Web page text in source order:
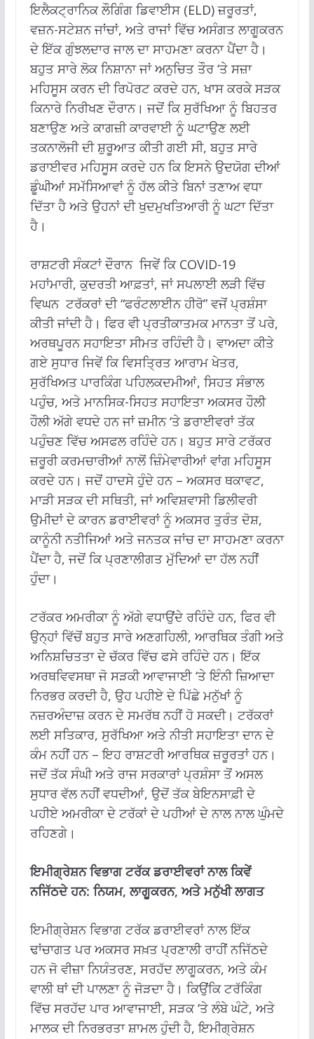
ਇਲੈਕਟ੍ਰਾਨਿਕ ਲੌਗਿੰਗ ਡਿਵਾਈਸ (ELD) ਜ਼ਰੂਰਤਾਂ,
ਵਜ਼ਨ-ਸਟੇਸ਼ਨ ਜਾਂਚਾਂ, ਅਤੇ ਰਾਜਾਂ ਵਿੱਚ ਅਸੰਗਤ ਲਾਗੂਕਰਨ
ਦੇ ਇੱਕ ਗੁੰਝਲਦਾਰ ਜਾਲ ਦਾ ਸਾਹਮਣਾ ਕਰਨਾ ਪੈਂਦਾ ਹੈ।
ਬਹੁਤ ਸਾਰੇ ਲੋਕ ਨਿਸ਼ਾਨਾ ਜਾਂ ਅਨੁਚਿਤ ਤੌਰ ‘ਤੇ ਸਜ਼ਾ
ਮਹਿਸੂਸ ਕਰਨ ਦੀ ਰਿਪੋਰਟ ਕਰਦੇ ਹਨ, ਖਾਸ ਕਰਕੇ ਸੜਕ
ਕਿਨਾਰੇ ਨਿਰੀਖਣ ਦੌਰਾਨ। ਜਦੋਂ ਕਿ ਸੁਰੱਖਿਆ ਨੂੰ ਬਿਹਤਰ
ਬਣਾਉਣ ਅਤੇ ਕਾਗਜ਼ੀ ਕਾਰਵਾਈ ਨੂੰ ਘਟਾਉਣ ਲਈ
ਤਕਨਾਲੋਜੀ ਦੀ ਸ਼ੁਰੂਆਤ ਕੀਤੀ ਗਈ ਸੀ, ਬਹੁਤ ਸਾਰੇ
ਡਰਾਈਵਰ ਮਹਿਸੂਸ ਕਰਦੇ ਹਨ ਕਿ ਇਸਨੇ ਉਦਯੋਗ ਦੀਆਂ
ਡੂੰਘੀਆਂ ਸਮੱਸਿਆਵਾਂ ਨੂੰ ਹੱਲ ਕੀਤੇ ਬਿਨਾਂ ਤਣਾਅ ਵਧਾ
ਦਿੱਤਾ ਹੈ ਅਤੇ ਉਹਨਾਂ ਦੀ ਖੁਦਮੁਖਤਿਆਰੀ ਨੂੰ ਘਟਾ ਦਿੱਤਾ
ਹੈ।
ਰਾਸ਼ਟਰੀ ਸੰਕਟਾਂ ਦੌਰਾਨ ਜਿਵੇਂ ਕਿ COVID-19
ਮਹਾਂਮਾਰੀ, ਕੁਦਰਤੀ ਆਫ਼ਤਾਂ, ਜਾਂ ਸਪਲਾਈ ਲੜੀ ਵਿੱਚ
ਵਿਘਨ ਟਰੱਕਰਾਂ ਦੀ “ਫਰੰਟਲਾਈਨ ਹੀਰੋ” ਵਜੋਂ ਪ੍ਰਸ਼ੰਸਾ
ਕੀਤੀ ਜਾਂਦੀ ਹੈ। ਫਿਰ ਵੀ ਪ੍ਰਤੀਕਾਤਮਕ ਮਾਨਤਾ ਤੋਂ ਪਰੇ,
ਅਰਥਪੂਰਨ ਸਹਾਇਤਾ ਸੀਮਤ ਰਹਿੰਦੀ ਹੈ। ਵਾਅਦਾ ਕੀਤੇ
ਗਏ ਸੁਧਾਰ ਜਿਵੇਂ ਕਿ ਵਿਸਤ੍ਰਿਤ ਆਰਾਮ ਖੇਤਰ,
ਸੁਰੱਖਿਅਤ ਪਾਰਕਿੰਗ ਪਹਿਲਕਦਮੀਆਂ, ਸਿਹਤ ਸੰਭਾਲ
ਪਹੁੰਚ, ਅਤੇ ਮਾਨਸਿਕ-ਸਿਹਤ ਸਹਾਇਤਾ ਅਕਸਰ ਹੌਲੀ
ਹੌਲੀ ਅੱਗੇ ਵਧਦੇ ਹਨ ਜਾਂ ਜ਼ਮੀਨ ‘ਤੇ ਡਰਾਈਵਰਾਂ ਤੱਕ
ਪਹੁੰਚਣ ਵਿੱਚ ਅਸਫਲ ਰਹਿੰਦੇ ਹਨ। ਬਹੁਤ ਸਾਰੇ ਟਰੱਕਰ
ਜ਼ਰੂਰੀ ਕਰਮਚਾਰੀਆਂ ਨਾਲੋਂ ਜ਼ਿੰਮੇਵਾਰੀਆਂ ਵਾਂਗ ਮਹਿਸੂਸ
ਕਰਦੇ ਹਨ। ਜਦੋਂ ਹਾਦਸੇ ਹੁੰਦੇ ਹਨ – ਅਕਸਰ ਥਕਾਵਟ,
ਮਾੜੀ ਸੜਕ ਦੀ ਸਥਿਤੀ, ਜਾਂ ਅਵਿਸ਼ਵਾਸੀ ਡਿਲੀਵਰੀ
ਉਮੀਦਾਂ ਦੇ ਕਾਰਨ ਡਰਾਈਵਰਾਂ ਨੂੰ ਅਕਸਰ ਤੁਰੰਤ ਦੋਸ਼,
ਕਾਨੂੰਨੀ ਨਤੀਜਿਆਂ ਅਤੇ ਜਨਤਕ ਜਾਂਚ ਦਾ ਸਾਹਮਣਾ ਕਰਨਾ
ਪੈਂਦਾ ਹੈ, ਜਦੋਂ ਕਿ ਪ੍ਰਣਾਲੀਗਤ ਮੁੱਦਿਆਂ ਦਾ ਹੱਲ ਨਹੀਂ
ਹੁੰਦਾ।
ਟਰੱਕਰ ਅਮਰੀਕਾ ਨੂੰ ਅੱਗੇ ਵਧਾਉਂਦੇ ਰਹਿੰਦੇ ਹਨ, ਫਿਰ ਵੀ
ਉਨ੍ਹਾਂ ਵਿੱਚੋਂ ਬਹੁਤ ਸਾਰੇ ਅਣਗਹਿਲੀ, ਆਰਥਿਕ ਤੰਗੀ ਅਤੇ
ਅਨਿਸ਼ਚਿਤਤਾ ਦੇ ਚੱਕਰ ਵਿੱਚ ਫਸੇ ਰਹਿੰਦੇ ਹਨ। ਇੱਕ
ਅਰਥਵਿਵਸਥਾ ਜੋ ਸੜਕੀ ਆਵਾਜਾਈ ‘ਤੇ ਇੰਨੀ ਜ਼ਿਆਦਾ
ਨਿਰਭਰ ਕਰਦੀ ਹੈ, ਉਹ ਪਹੀਏ ਦੇ ਪਿੱਛੇ ਮਨੁੱਖਾਂ ਨੂੰ
ਨਜ਼ਰਅੰਦਾਜ਼ ਕਰਨ ਦੇ ਸਮਰੱਥ ਨਹੀਂ ਹੋ ਸਕਦੀ। ਟਰੱਕਰਾਂ
ਲਈ ਸਤਿਕਾਰ, ਸੁਰੱਖਿਆ ਅਤੇ ਨੀਤੀ ਸਹਾਇਤਾ ਦਾਨ ਦੇ
ਕੰਮ ਨਹੀਂ ਹਨ – ਇਹ ਰਾਸ਼ਟਰੀ ਆਰਥਿਕ ਜ਼ਰੂਰਤਾਂ ਹਨ।
ਜਦੋਂ ਤੱਕ ਸੰਘੀ ਅਤੇ ਰਾਜ ਸਰਕਾਰਾਂ ਪ੍ਰਸ਼ੰਸਾ ਤੋਂ ਅਸਲ
ਸੁਧਾਰ ਵੱਲ ਨਹੀਂ ਵਧਦੀਆਂ, ਉਦੋਂ ਤੱਕ ਬੇਇਨਸਾਫ਼ੀ ਦੇ
ਪਹੀਏ ਅਮਰੀਕਾ ਦੇ ਟਰੱਕਾਂ ਦੇ ਪਹੀਆਂ ਦੇ ਨਾਲ ਨਾਲ ਘੁੰਮਦੇ
ਰਹਿਣਗੇ।
ਇਮੀਗ੍ਰੇਸ਼ਨ ਵਿਭਾਗ ਟਰੱਕ ਡਰਾਈਵਰਾਂ ਨਾਲ ਕਿਵੇਂ
ਨਜਿੱਠਦੇ ਹਨ: ਨਿਯਮ, ਲਾਗੂਕਰਨ, ਅਤੇ ਮਨੁੱਖੀ ਲਾਗਤ
ਇਮੀਗ੍ਰੇਸ਼ਨ ਵਿਭਾਗ ਟਰੱਕ ਡਰਾਈਵਰਾਂ ਨਾਲ ਇੱਕ
ਢਾਂਚਾਗਤ ਪਰ ਅਕਸਰ ਸਖ਼ਤ ਪ੍ਰਣਾਲੀ ਰਾਹੀਂ ਨਜਿੱਠਦੇ
ਹਨ ਜੋ ਵੀਜ਼ਾ ਨਿਯੰਤਰਣ, ਸਰਹੱਦ ਲਾਗੂਕਰਨ, ਅਤੇ ਕੰਮ
ਵਾਲੀ ਥਾਂ ਦੀ ਪਾਲਣਾ ਨੂੰ ਜੋੜਦਾ ਹੈ। ਕਿਉਂਕਿ ਟਰੱਕਿੰਗ
ਵਿੱਚ ਸਰਹੱਦ ਪਾਰ ਆਵਾਜਾਈ, ਸੜਕ ‘ਤੇ ਲੰਬੇ ਘੰਟੇ, ਅਤੇ
ਮਾਲਕ ਦੀ ਨਿਰਭਰਤਾ ਸ਼ਾਮਲ ਹੁੰਦੀ ਹੈ, ਇਮੀਗ੍ਰੇਸ਼ਨ